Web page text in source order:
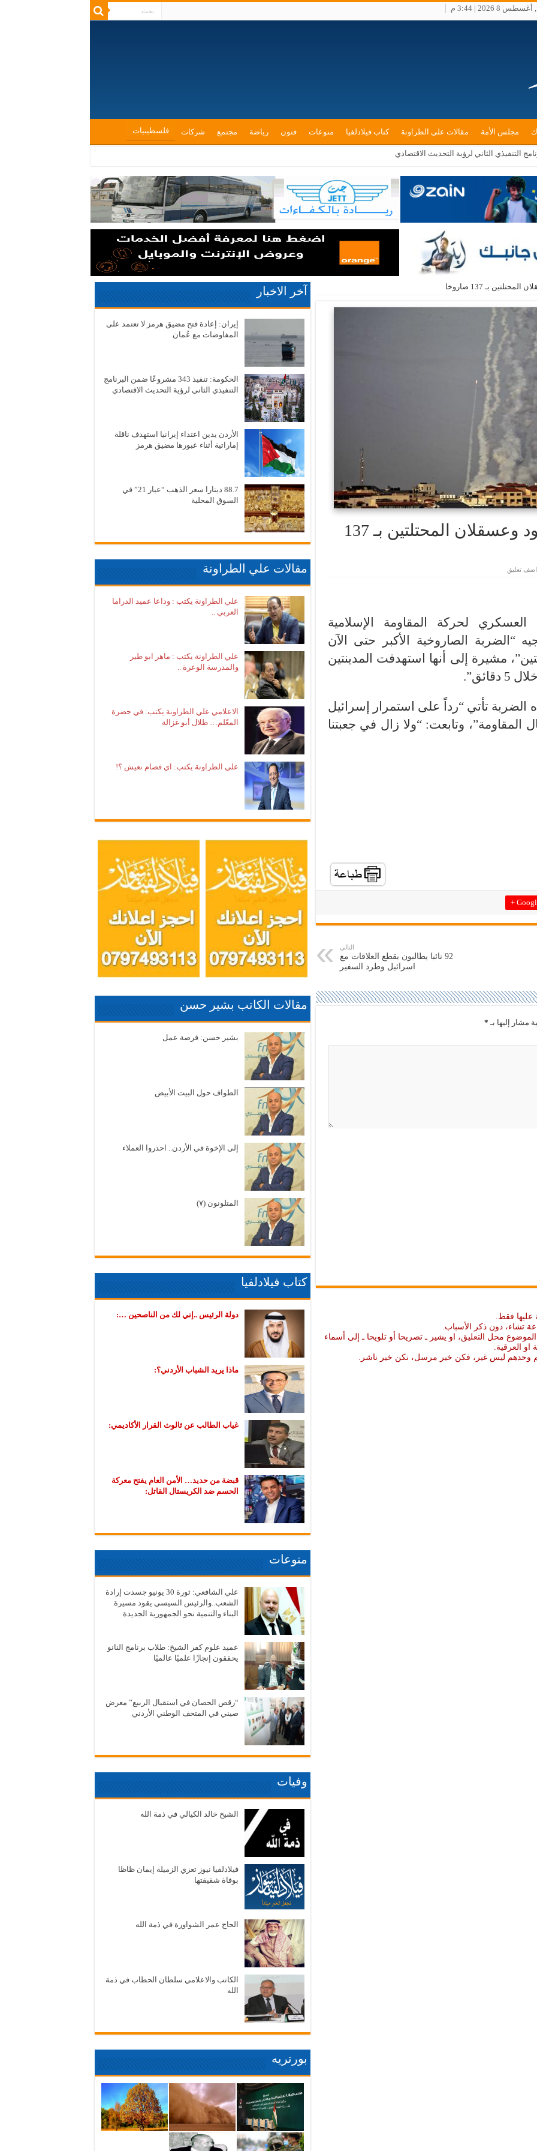
8 2026 | 3:44 م
مجلس الأمة مقالات علي الطراونة كتاب فيلادلفيا منوعات فنون رياضة مجتمع شركات فلسطينيات
إماراتية أثناء عبورها مضيق هرمز
بـ 137 صاروخا
غزة تعلن استهداف أسدود وعسقلان المحتلتين بـ 137
اضف تعليق
العسكري لحركة المقاومة الإسلامية
“الضربة الصاروخية الأكبر حتى الآن
مشيرة إلى أنها استهدفت المدينتين
الضربة تأتي “رداً على استمرار إسرائيل
المقاومة”، وتابعت: “ولا زال في جعبتنا
Google
التالي
92 نائبا يطالبون بقطع العلاقات مع
اسرائيل وطرد السفير
مشار إليها بـ *
عليها فقط.
تشاء، دون ذكر الأسباب.
محل التعليق، او يشير ـ تصريحا أو تلويحا ـ إلى أسماء
او العرقية.
وحدهم ليس غير، فكن خير مرسل، نكن خير ناشر.
آخر الاخبار
إيران: إعادة فتح مضيق هرمز لا تعتمد على
المفاوضات مع عُمان
الحكومة: تنفيذ 343 مشروعًا ضمن البرنامج
التنفيذي الثاني لرؤية التحديث الاقتصادي
الأردن يدين اعتداء إيرانيا استهدف ناقلة
إماراتية أثناء عبورها مضيق هرمز
88.7 دينارا سعر الذهب “عيار 21” في
السوق المحلية
مقالات علي الطراونة
علي الطراونة يكتب : وداعا عميد الدراما
العربي ..
علي الطراونة يكتب : ماهر ابو طير
والمدرسة الوعرة ..
الاعلامي علي الطراونة يكتب: في حضرة
المعّلم… طلال أبو غزالة
علي الطراونة يكتب: اي فصام نعيش ؟!
مقالات الكاتب بشير حسن
بشير حسن: فرصة عمل
الطواف حول البيت الأبيض
إلى الإخوة في الأردن.. احذروا العملاء
المتلونون (٧)
كتاب فيلادلفيا
دولة الرئيس ..إني لك من الناصحين …:
ماذا يريد الشباب الأردني؟:
غياب الطالب عن ثالوث القرار الأكاديمي:
قبضة من حديد… الأمن العام يفتح معركة
الحسم ضد الكريستال القاتل:
منوعات
علي الشافعي: ثورة 30 يونيو جسدت إرادة
الشعب..والرئيس السيسي يقود مسيرة
البناء والتنمية نحو الجمهورية الجديدة
عميد علوم كفر الشيخ: طلاب برنامج النانو
يحققون إنجازًا علميًا عالميًا
“رقص الحصان في استقبال الربيع” معرض
صيني في المتحف الوطني الأردني
وفيات
الشيخ خالد الكيالي في ذمة الله
فيلادلفيا نيوز تعزي الزميلة إيمان ظاظا
بوفاة شقيقتها
الحاج عمر الشواورة في ذمة الله
الكاتب والاعلامي سلطان الحطاب في ذمة
الله
بورتريه